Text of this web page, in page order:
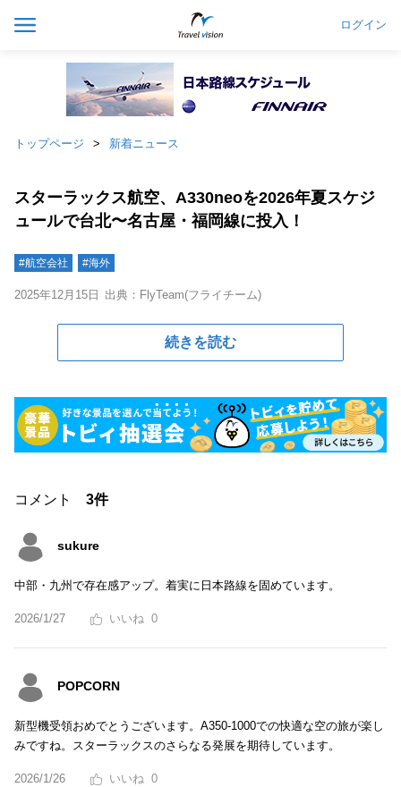
ログイン
トップページ 新着ニュース
スターラックス航空、A330neoを2026年夏スケジ
ュールで台北〜名古屋・福岡線に投入！
#航空会社 #海外
2025年12月15日 出典：FlyTeam(フライチーム)
続きを読む
コメント 3件
sukure
中部・九州で存在感アップ。着実に日本路線を固めています。
2026/1/27 0
POPCORN
新型機受領おめでとうございます。A350-1000での快適な空の旅が楽し
みですね。スターラックスのさらなる発展を期待しています。
2026/1/26 0